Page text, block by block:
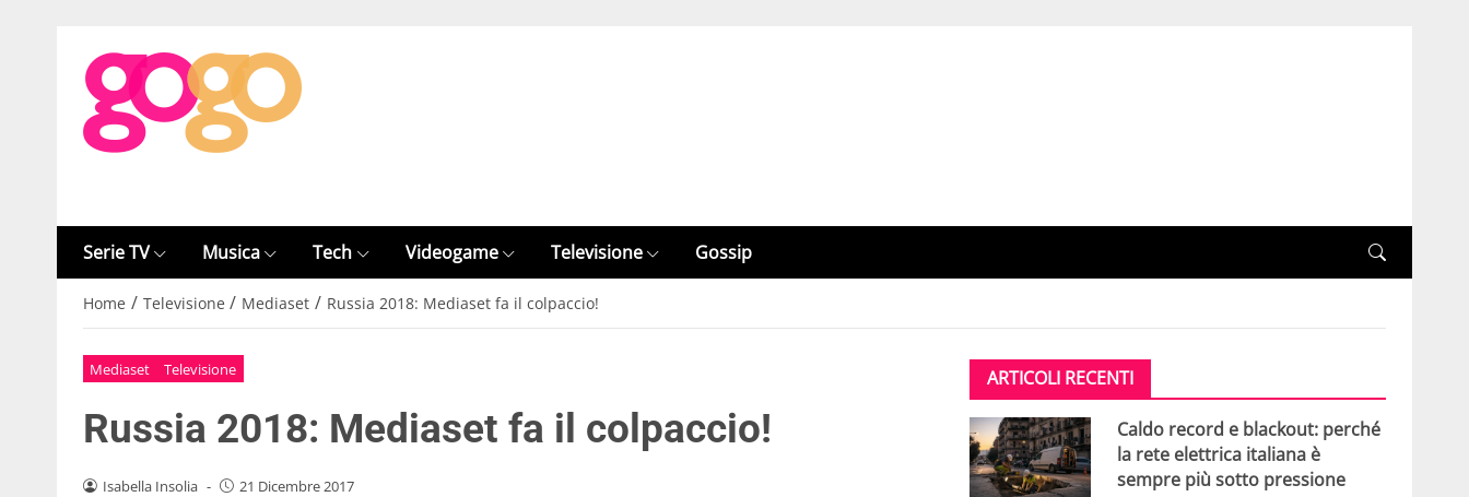
Serie TV Musica Tech Videogame Televisione Gossip
Home / Televisione / Mediaset / Russia 2018: Mediaset fa il colpaccio!
Mediaset Televisione
Russia 2018: Mediaset fa il colpaccio!
Isabella Insolia - 21 Dicembre 2017
ARTICOLI RECENTI
Caldo record e blackout: perché
la rete elettrica italiana è
sempre più sotto pressione